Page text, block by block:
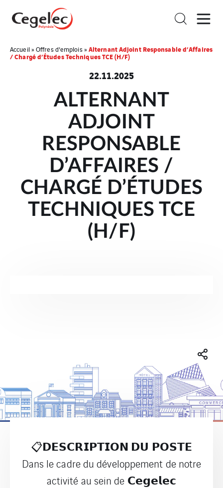
Accueil»Offres d'emplois»Alternant Adjoint Responsable d’Affaires
/ Chargé d’Études Techniques TCE (H/F)
22.11.2025
ALTERNANT
ADJOINT
RESPONSABLE
D’AFFAIRES /
CHARGÉ D’ÉTUDES
TECHNIQUES TCE
(H/F)
📋𝗗𝗘𝗦𝗖𝗥𝗜𝗣𝗧𝗜𝗢𝗡 𝗗𝗨 𝗣𝗢𝗦𝗧𝗘
Dans le cadre du développement de notre
activité au sein de 𝗖𝗲𝗴𝗲𝗹𝗲𝗰